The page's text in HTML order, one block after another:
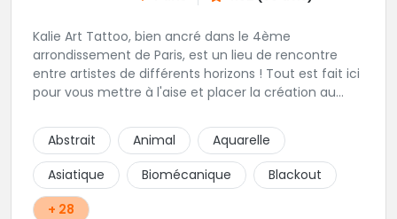
Kalie Art Tattoo, bien ancré dans le 4ème
arrondissement de Paris, est un lieu de rencontre
entre artistes de différents horizons ! Tout est fait ici
pour vous mettre à l'aise et placer la création au
Abstrait
Animal
Aquarelle
Asiatique
Biomécanique
Blackout
+ 28